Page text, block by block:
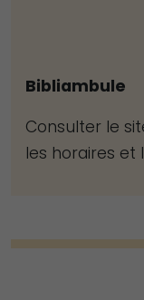
Bibliambule
Consulter le
les horaires et